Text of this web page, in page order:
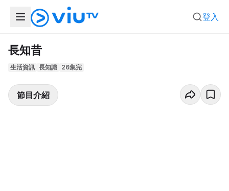
登入
長知昔
生活資訊 長知識 26集完
節目介紹